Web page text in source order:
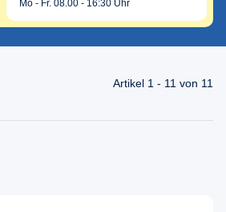
Mo - Fr. 08.00 - 16:30 Uhr
Artikel 1 - 11 von 11